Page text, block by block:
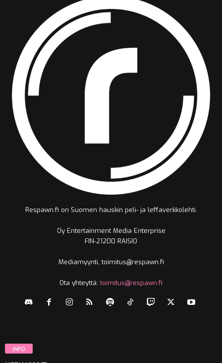
Respawn.fi on Suomen hauskin peli- ja leffaverkkolehti.
Oy Entertainment Media Enterprise
FIN-21200 RAISIO
Mediamyynti, toimitus@respawn.fi
Ota yhteyttä:toimitus@respawn.fi
INFO